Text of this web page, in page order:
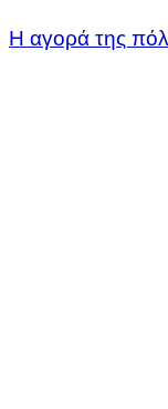
Η αγορά της